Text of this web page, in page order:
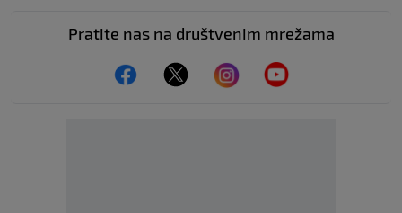
Pratite nas na društvenim mrežama